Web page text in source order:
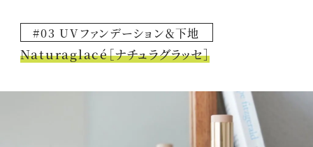
#03 UVファンデーション＆下地
Naturaglacé［ナチュラグラッセ］